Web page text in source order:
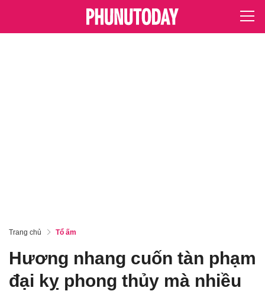
Trang chủ Tổ ấm
Hương nhang cuốn tàn phạm
đại kỵ phong thủy mà nhiều